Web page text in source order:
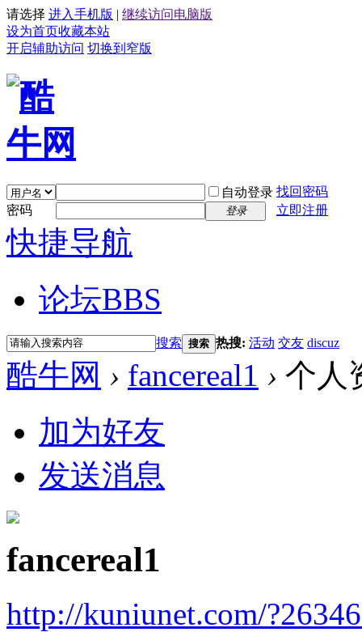
请选择 进入手机版 | 继续访问电脑版
设为首页收藏本站
开启辅助访问 切换到窄版
自动登录 找回密码
密码
登录 立即注册
快捷导航
论坛BBS
搜索 搜索 热搜: 活动 交友 discuz
酷牛网 › fancereal1 › 个人
加为好友
发送消息
fancereal1
http://kuniunet.com/